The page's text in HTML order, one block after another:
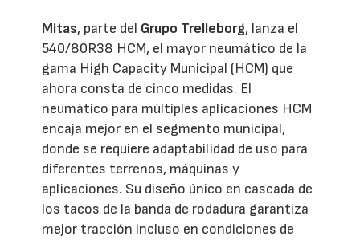
Mitas, parte del Grupo Trelleborg, lanza el
540/80R38 HCM, el mayor neumático de la
gama High Capacity Municipal (HCM) que
ahora consta de cinco medidas. El
neumático para múltiples aplicaciones HCM
encaja mejor en el segmento municipal,
donde se requiere adaptabilidad de uso para
diferentes terrenos, máquinas y
aplicaciones. Su diseño único en cascada de
los tacos de la banda de rodadura garantiza
mejor tracción incluso en condiciones de